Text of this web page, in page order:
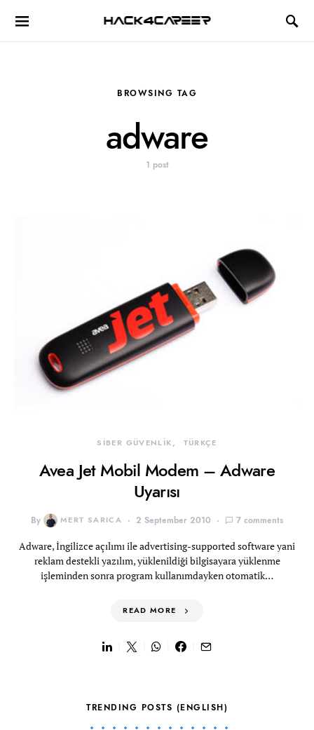
Hack4Career
BROWSING TAG
adware
1 post
SİBER GÜVENLİK TÜRKÇE
Avea Jet Mobil Modem – Adware
Uyarısı
By MERT SARICA 2 September 2010 7 comments
Adware, İngilizce açılımı ile advertising-supported software yani
reklam destekli yazılım, yüklenildiği bilgisayara yüklenme
işleminden sonra program kullanımdayken otomatik…
READ MORE
TRENDING POSTS (ENGLISH)